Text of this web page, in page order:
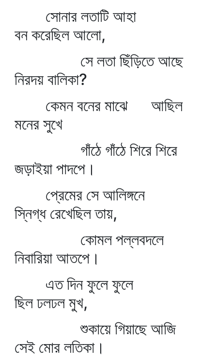
সোনার লতাটি আহা
বন করেছিল আলো,
সে লতা ছিঁড়িতে আছে
নিরদয় বালিকা?
কেমন বনের মাঝে আছিল
মনের সুখে
গাঁঠে গাঁঠে শিরে শিরে
জড়াইয়া পাদপে।
প্রেমের সে আলিঙ্গনে
স্নিগ্ধ রেখেছিল তায়,
কোমল পল্লবদলে
নিবারিয়া আতপে।
এত দিন ফুলে ফুলে
ছিল ঢলঢল মুখ,
শুকায়ে গিয়াছে আজি
সেই মোর লতিকা।